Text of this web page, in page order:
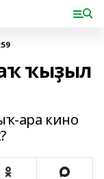
ҡыҙыл
ара кино